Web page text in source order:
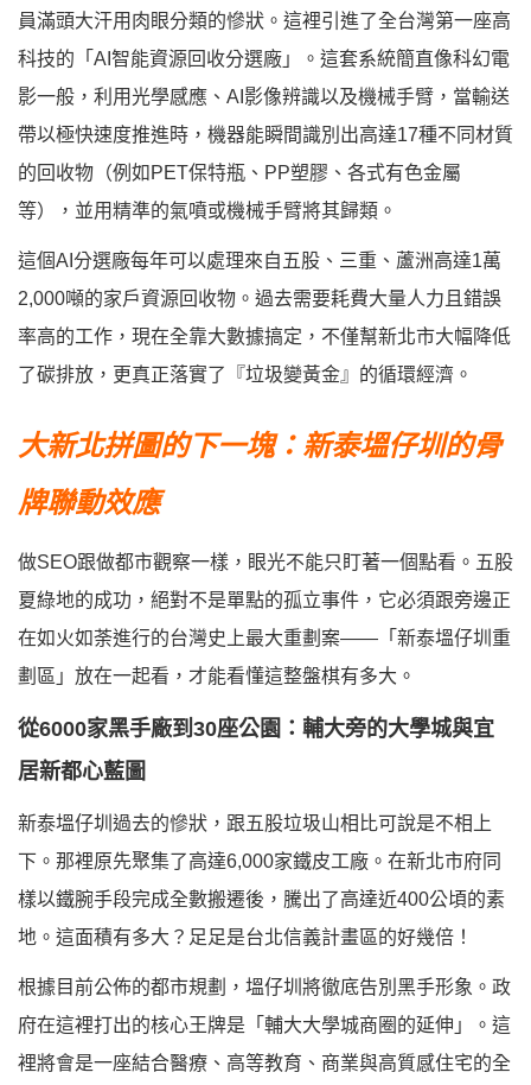
員滿頭大汗用肉眼分類的慘狀。這裡引進了全台灣第一座高
科技的「AI智能資源回收分選廠」。這套系統簡直像科幻電
影一般，利用光學感應、AI影像辨識以及機械手臂，當輸送
帶以極快速度推進時，機器能瞬間識別出高達17種不同材質
的回收物（例如PET保特瓶、PP塑膠、各式有色金屬
等），並用精準的氣噴或機械手臂將其歸類。
這個AI分選廠每年可以處理來自五股、三重、蘆洲高達1萬
2,000噸的家戶資源回收物。過去需要耗費大量人力且錯誤
率高的工作，現在全靠大數據搞定，不僅幫新北市大幅降低
了碳排放，更真正落實了『垃圾變黃金』的循環經濟。
大新北拼圖的下一塊：新泰塭仔圳的骨
牌聯動效應
做SEO跟做都市觀察一樣，眼光不能只盯著一個點看。五股
夏綠地的成功，絕對不是單點的孤立事件，它必須跟旁邊正
在如火如荼進行的台灣史上最大重劃案——「新泰塭仔圳重
劃區」放在一起看，才能看懂這整盤棋有多大。
從6000家黑手廠到30座公園：輔大旁的大學城與宜
居新都心藍圖
新泰塭仔圳過去的慘狀，跟五股垃圾山相比可說是不相上
下。那裡原先聚集了高達6,000家鐵皮工廠。在新北市府同
樣以鐵腕手段完成全數搬遷後，騰出了高達近400公頃的素
地。這面積有多大？足足是台北信義計畫區的好幾倍！
根據目前公佈的都市規劃，塭仔圳將徹底告別黑手形象。政
府在這裡打出的核心王牌是「輔大大學城商圈的延伸」。這
裡將會是一座結合醫療、高等教育、商業與高質感住宅的全